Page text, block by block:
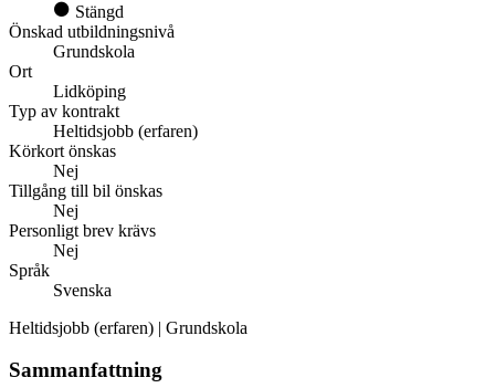
Stängd
Önskad utbildningsnivå
Grundskola
Ort
Lidköping
Typ av kontrakt
Heltidsjobb (erfaren)
Körkort önskas
Nej
Tillgång till bil önskas
Nej
Personligt brev krävs
Nej
Språk
Svenska
Heltidsjobb (erfaren) | Grundskola
Sammanfattning